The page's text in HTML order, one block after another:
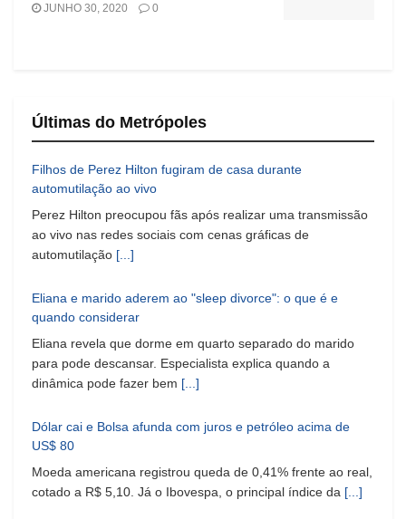
JUNHO 30, 2020 0
Últimas do Metrópoles
Filhos de Perez Hilton fugiram de casa durante
automutilação ao vivo
Perez Hilton preocupou fãs após realizar uma transmissão
ao vivo nas redes sociais com cenas gráficas de
automutilação [...]
Eliana e marido aderem ao "sleep divorce": o que é e
quando considerar
Eliana revela que dorme em quarto separado do marido
para pode descansar. Especialista explica quando a
dinâmica pode fazer bem [...]
Dólar cai e Bolsa afunda com juros e petróleo acima de
US$ 80
Moeda americana registrou queda de 0,41% frente ao real,
cotado a R$ 5,10. Já o Ibovespa, o principal índice da [...]